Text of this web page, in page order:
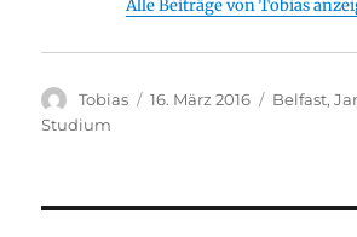
Alle Beiträge von Tobias
Autor
Tobias
Veröffentlicht
16. März 2016 Stay
Belfast,
Studium